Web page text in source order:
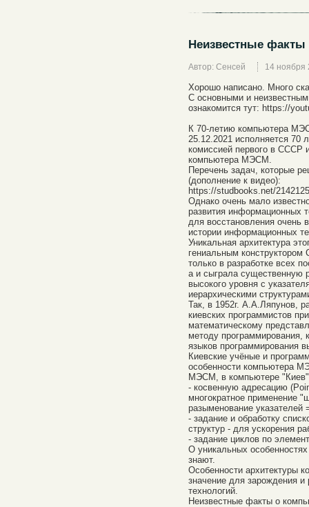
Неизвестные
Автор: Сенсей 14 ноября
Хорошо написано. Много
С основными и
ознакомится тут: https://
К 70-летию компьютера
25.12.2021 исполняется 70
комиссией первого в СССР
компьютера МЭСМ.
Перечень задач, которые
(дополнение к видео):
https://studbooks.net/
Однако очень мало
развития информационных
для восстановления очень
истории информационных
Уникальная архитектура
гениальным
только в разработке всех
а и сыграла существенную
высокого уровня с
иерархическими
Так, в 1952г. А.А.Ляпунов,
киевских программистов
математическому
методу
языков программирования
Киевские учёные и
особенности компьютера
МЭСМ, в компьютере "Киев"
- косвенную адресацию
многократное применение
разыменование
- задание и обработку
структур - для ускорения
- задание циклов по
О уникальных
знают.
Особенности архитектуры
значение для зарождения
технологий.
Неизвестные факты о